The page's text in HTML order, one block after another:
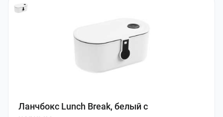
Ланчбокс Lunch Break, белый с